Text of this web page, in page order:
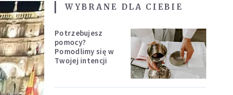
WYBRANE DLA CIEBIE
Potrzebujesz
pomocy?
Pomodlimy się w
Twojej intencji